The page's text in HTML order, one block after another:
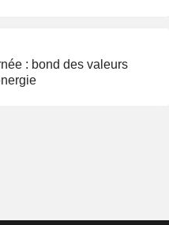
: bond des valeurs